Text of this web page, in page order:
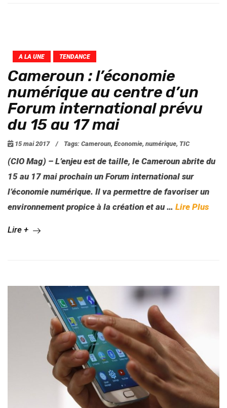
A LA UNE TENDANCE
Cameroun : l’économie
numérique au centre d’un
Forum international prévu
du 15 au 17 mai
15 mai 2017 / Tags: Cameroun, Economie, numérique, TIC
(CIO Mag) – L’enjeu est de taille, le Cameroun abrite du
15 au 17 mai prochain un Forum international sur
l’économie numérique. Il va permettre de favoriser un
environnement propice à la création et au … Lire Plus
Lire +